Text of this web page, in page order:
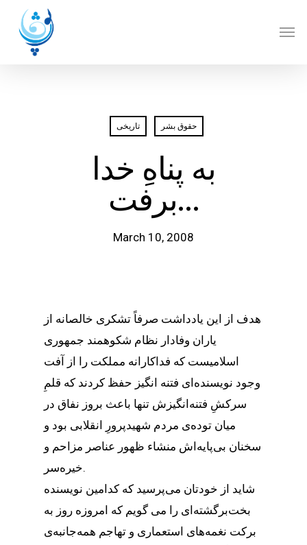
تاريخی حقوق بشر
به پناهِ‌ خدا
برفت…
March 10, 2008
هدف از این یادداشت صرفاً تشکری خالصانه از
یاران وفادار نظام شکوهمند جمهوری
اسلامیست که فداکارانه مملکت را از آفت
وجود نویسنده‌ای فتنه انگیز حفظ کردند که قلمِ
سرکشِ فتنه‌انگیزش تنها باعث بروز نفاق در
میان توده‌ی مردم شهیدپرورِ انقلابی بود و
سخنان بی‌پایه‌اش منشاء ظهور عناصر مزاحم و
خیره‌سر.
شاید از خودتان می‌پرسید که کدامین نویسنده
بخت‌برگشته‌ای را می گویم که امروزه روز به
برکت نغمه‌های استعماری و تهاجم همه‌جانبه‌ی